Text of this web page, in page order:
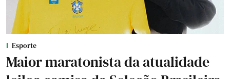
Esporte
Maior maratonista da atualidade